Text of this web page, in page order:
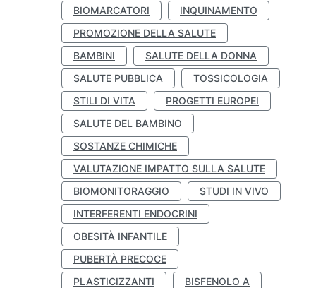
BIOMARCATORI
INQUINAMENTO
PROMOZIONE DELLA SALUTE
BAMBINI
SALUTE DELLA DONNA
SALUTE PUBBLICA
TOSSICOLOGIA
STILI DI VITA
PROGETTI EUROPEI
SALUTE DEL BAMBINO
SOSTANZE CHIMICHE
VALUTAZIONE IMPATTO SULLA SALUTE
BIOMONITORAGGIO
STUDI IN VIVO
INTERFERENTI ENDOCRINI
OBESITÀ INFANTILE
PUBERTÀ PRECOCE
PLASTICIZZANTI
BISFENOLO A